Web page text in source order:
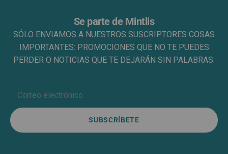
Se parte de Mintlis
SÓLO ENVIAMOS A NUESTROS SUSCRIPTORES COSAS
IMPORTANTES: PROMOCIONES QUE NO TE PUEDES
PERDER O NOTICIAS QUE TE DEJARÁN SIN PALABRAS.
SUBSCRÍBETE